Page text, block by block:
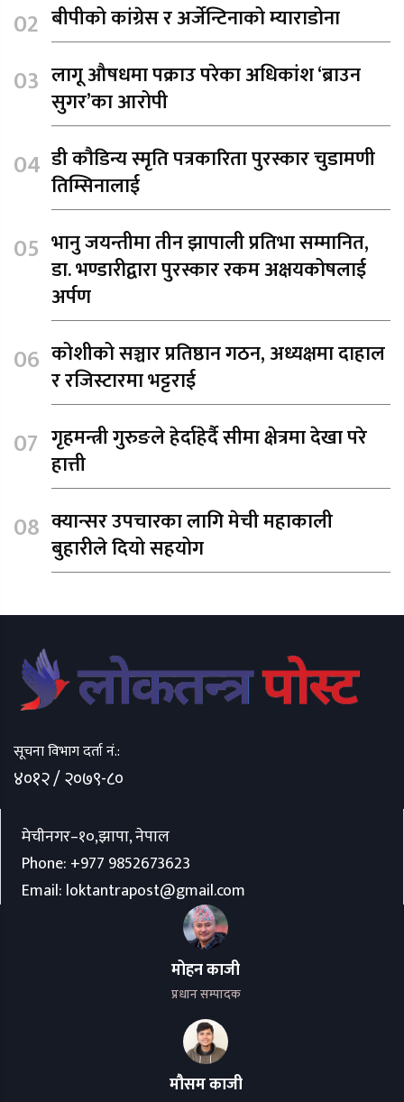
बीपीको कांग्रेस र अर्जेन्टिनाको म्याराडोना
लागू औषधमा पक्राउ परेका अधिकांश ‘ब्राउन
सुगर’का आरोपी
डी कौडिन्य स्मृति पत्रकारिता पुरस्कार चुडामणी
तिम्सिनालाई
भानु जयन्तीमा तीन झापाली प्रतिभा सम्मानित,
डा. भण्डारीद्वारा पुरस्कार रकम अक्षयकोषलाई
अर्पण
कोशीको सञ्चार प्रतिष्ठान गठन, अध्यक्षमा दाहाल
र रजिस्टारमा भट्टराई
गृहमन्त्री गुरुङले हेर्दाहेर्दै सीमा क्षेत्रमा देखा परे
हात्ती
क्यान्सर उपचारका लागि मेची महाकाली
बुहारीले दियो सहयोग
सूचना विभाग दर्ता नं.:
४०१२ / २०७९-८०
मेचीनगर–१०,झापा, नेपाल
Phone: +977 9852673623
Email: loktantrapost@gmail.com
मोहन काजी
प्रधान सम्पादक
मौसम काजी